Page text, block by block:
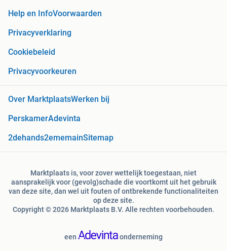
Help en InfoVoorwaarden
Privacyverklaring
Cookiebeleid
Privacyvoorkeuren
Over MarktplaatsWerken bij
PerskamerAdevinta
2dehands2ememainSitemap
Marktplaats is, voor zover wettelijk toegestaan, niet
aansprakelijk voor (gevolg)schade die voortkomt uit het gebruik
van deze site, dan wel uit fouten of ontbrekende functionaliteiten
op deze site.
Copyright © 2026 Marktplaats B.V. Alle rechten voorbehouden.
een onderneming